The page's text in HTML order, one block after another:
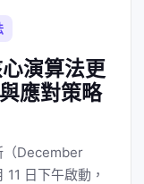
演算法更
應對策略
（December
日下午啟動，